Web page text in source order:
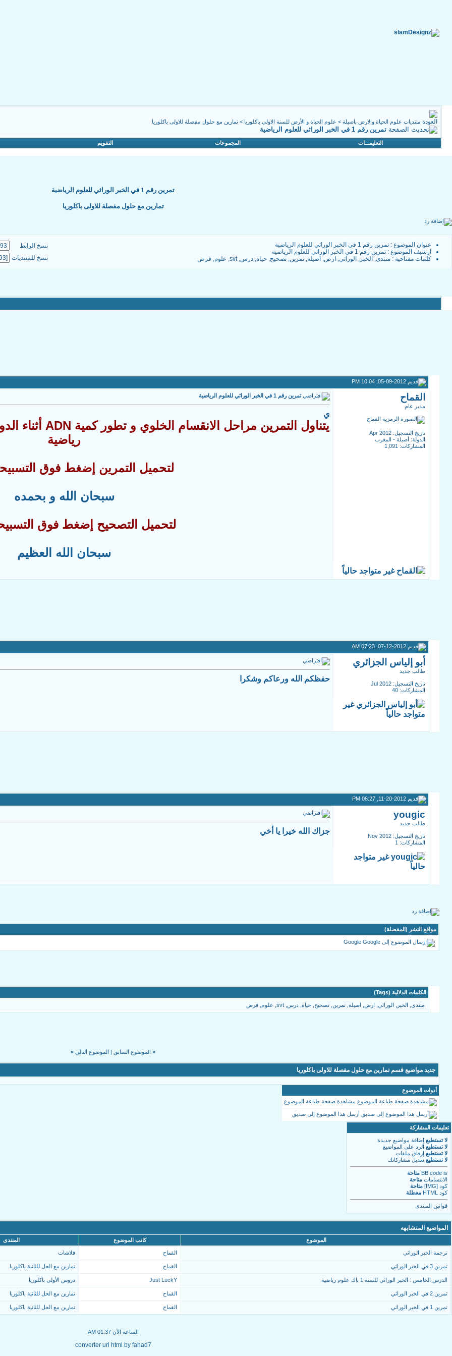
منتديات علوم الحياة والارض باصيلة > علوم الحياة و الأرض للسنة الاولى باكلوريا > تمارين مع حلول مفصلة للاولى باكلوريا
تمرين رقم 1 في الخبر الوراثي للعلوم الرياضية
التعليمـــات المجموعات التقويم
تمرين رقم 1 في الخبر الوراثي للعلوم الرياضية
تمارين مع حلول مفصلة للاولى باكلوريا
عنوان الموضوع : تمرين رقم 1 في الخبر الوراثي للعلوم الرياضية
ارشيف الموضوع : تمرين رقم 1 في الخبر الوراثي للعلوم الرياضية
كلمات مفتاحية : منتدى, الخبر , الوراثي, ارض, اصيلة, تمرين, تصحيح, حياة, درس,
svt
, علوم, فرض
نسخ الرابط
نسخ للمنتديات
القماح
مدير عام
تاريخ التسجيل: Apr 2012
الدولة: أصيلة - المغرب
المشاركات: 1,091
تمرين رقم 1 في الخبر الوراثي للعلوم الرياضية
ي
رياضية
لتحميل التمرين إضغط فوق
سبحان الله و بحمده
لتحميل التصحيح إضغط فوق
سبحان الله العظيم
أبو إلياس الجزائري
طالب جديد
تاريخ التسجيل: Jul 2012
المشاركات: 40
حفظكم الله ورعاكم وشكرا
yougic
طالب جديد
تاريخ التسجيل: Nov 2012
المشاركات: 1
جزاك الله خيرا يا أخي
مواقع النشر (المفضلة)
Google
الكلمات الدلالية (Tags)
منتدى الخبر الوراثي ارض اصيلة تمرين تصحيح حياة درس svt علوم فرض
« الموضوع السابق | الموضوع التالي »
جديد مواضيع قسم تمارين مع حلول مفصلة للاولى باكلوريا
أدوات الموضوع
مشاهدة صفحة طباعة الموضوع
أرسل هذا الموضوع إلى صديق
تعليمات المشاركة
لا تستطيع إضافة مواضيع جديدة
لا تستطيع الرد على المواضيع
لا تستطيع إرفاق ملفات
لا تستطيع تعديل مشاركاتك
BB code is
متاحة
الابتسامات متاحة
كود [IMG]
متاحة
كود HTML
معطلة
قوانين المنتدى
المواضيع المتشابهه
الموضوع كاتب الموضوع المنتدى
ترجمة الخبر الوراثي القماح فلاشات
تمرين 3 في الخبر الوراثي القماح تمارين مع الحل للثانية باكلوريا
الدرس الخامس : الخبر الوراثي للسنة 1 باك علوم رياضية Just LuckY دروس الأولى باكلوريا
تمرين 2 في الخبر الوراثي القماح تمارين مع الحل للثانية باكلوريا
تمرين 1 في الخبر الوراثي القماح تمارين مع الحل للثانية باكلوريا
الساعة الآن01:37 AM
converter url html by fahad7